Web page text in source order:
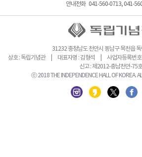
안내전화 041-560-0713, 041-
31232 충청남도 천안시 동남구 목천읍 독
상호 : 독립기념관 | 대표자명 : 김형석 | 사업자등록번
신고 : 제2012-충남천안-75호
ⓒ 2018 THE INDEPENDENCE HALL OF KOREA.